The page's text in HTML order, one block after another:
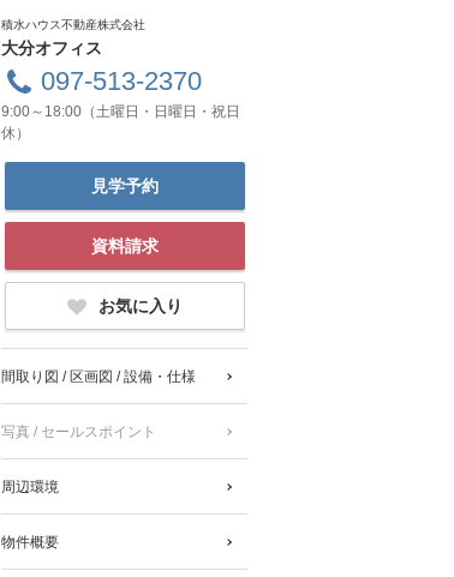
積水ハウス不動産株式会社
大分オフィス
097-513-2370
9:00～18:00（土曜日・日曜日・祝日
休）
見学予約
資料請求
お気に入り
間取り図 / 区画図 / 設備・仕様
写真 / セールスポイント
周辺環境
物件概要